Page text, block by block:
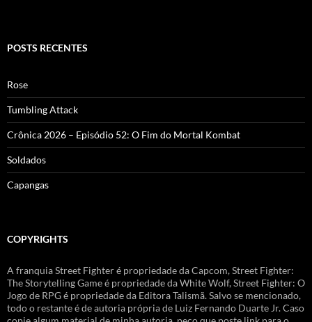
POSTS RECENTES
Rose
Tumbling Attack
Crônica 2026 – Episódio 52: O Fim do Mortal Kombat
Soldados
Capangas
COPYRIGHTS
A franquia Street Fighter é propriedade da Capcom, Street Fighter:
The Storytelling Game é propriedade da White Wolf, Street Fighter: O
Jogo de RPG é propriedade da Editora Talismã. Salvo se mencionado,
todo o restante é de autoria própria de Luiz Fernando Duarte Jr. Caso